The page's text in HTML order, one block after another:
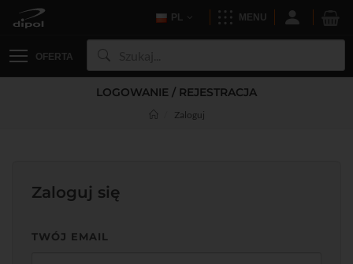
PL MENU
OFERTA
LOGOWANIE / REJESTRACJA
Zaloguj
Zaloguj się
TWÓJ EMAIL